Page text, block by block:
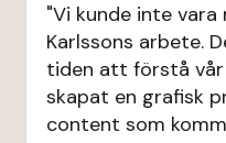
"Vi kunde inte
Karlssons arbete.
tiden att förstå vår
skapat en grafisk
content som